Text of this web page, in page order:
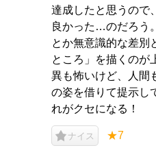
達成したと思うので
良かった…のだろう
とか無意識的な差別
ところ」を描くのが
異も怖いけど、人間
の姿を借りて提示し
れがクセになる！
ナイス ★7